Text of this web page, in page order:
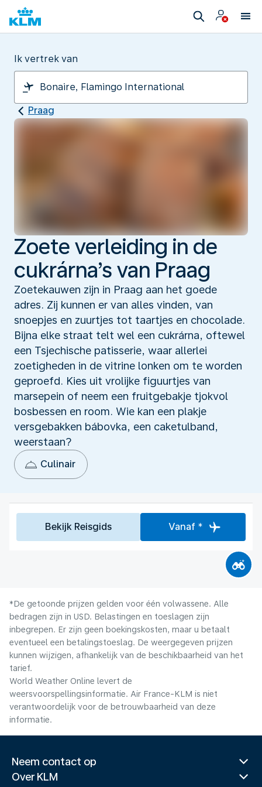
Ik vertrek van
Praag
Zoete verleiding in de
cukrárna’s van Praag
Zoetekauwen zijn in Praag aan het goede
adres. Zij kunnen er van alles vinden, van
snoepjes en zuurtjes tot taartjes en chocolade.
Bijna elke straat telt wel een cukrárna, oftewel
een Tsjechische patisserie, waar allerlei
zoetigheden in de vitrine lonken om te worden
geproefd. Kies uit vrolijke figuurtjes van
marsepein of neem een fruitgebakje tjokvol
bosbessen en room. Wie kan een plakje
versgebakken bábovka, een caketulband,
weerstaan?
Culinair
Bekijk Reisgids Vanaf *
*De getoonde prijzen gelden voor één volwassene. Alle
bedragen zijn in USD. Belastingen en toeslagen zijn
inbegrepen. Er zijn geen boekingskosten, maar u betaalt
eventueel een betalingstoeslag. De weergegeven prijzen
kunnen wijzigen, afhankelijk van de beschikbaarheid van het
tarief.
World Weather Online levert de
weersvoorspellingsinformatie. Air France-KLM is niet
verantwoordelijk voor de betrouwbaarheid van deze
informatie.
Neem contact op
Over KLM